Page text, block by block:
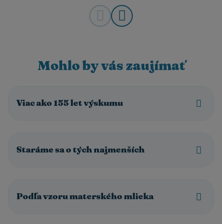
Mohlo by vás zaujímať
Viac ako 155 let výskumu
Staráme sa o tých najmenších
Podľa vzoru materského mlieka